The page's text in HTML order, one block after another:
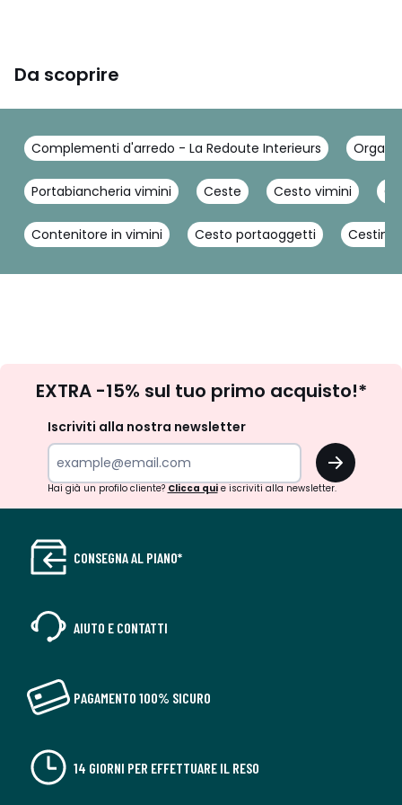
Da scoprire
Complementi d'arredo - La Redoute Interieurs
Portabiancheria vimini Ceste Cesto vimini
Contenitore in vimini Cesto portaoggetti Cestini
newsletter
EXTRA -15% sul tuo primo acquisto!*
Iscriviti alla nostra newsletter
OK
Hai già un profilo cliente? Clicca quie iscriviti alla newsletter.
CONSEGNA AL PIANO*
AIUTO E CONTATTI
PAGAMENTO 100% SICURO
14 GIORNI PER EFFETTUARE IL RESO